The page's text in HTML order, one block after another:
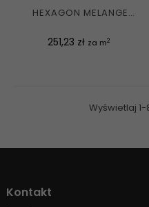
HEXAGON MELANGE
Cena
251,23 zł za m2
Wyświetlaj
Kontakt